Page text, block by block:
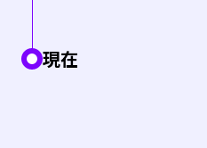
現在